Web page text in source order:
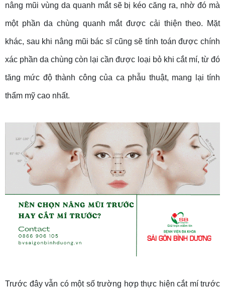
nâng mũi vùng da quanh mắt sẽ bị kéo căng ra, nhờ đó mà
một phần da chùng quanh mắt được cải thiện theo. Mặt
khác, sau khi nâng mũi bác sĩ cũng sẽ tính toán được chính
xác phần da chùng còn lại cần được loại bỏ khi cắt mí, từ đó
tăng mức độ thành công của ca phẫu thuật, mang lại tính
thẩm mỹ cao nhất.
Trước đây vẫn có một số trường hợp thực hiện cắt mí trước